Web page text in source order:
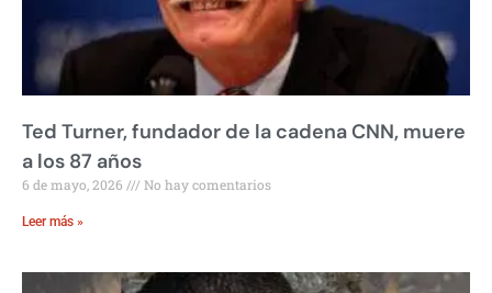
Ted Turner, fundador de la cadena CNN, muere
a los 87 años
6 de mayo, 2026 No hay comentarios
Leer más »